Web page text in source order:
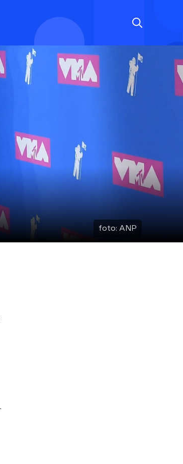
foto: ANP